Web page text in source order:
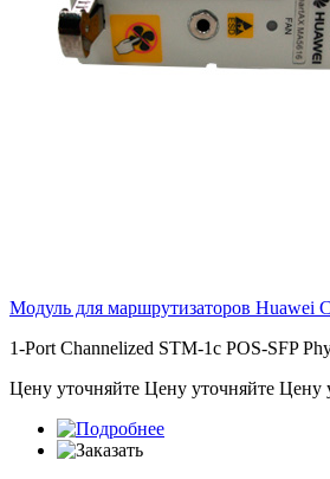
Модуль для маршрутизаторов Huawei
1-Port Channelized STM-1c POS-SFP
Цену уточняйте Цену уточняйте Цену